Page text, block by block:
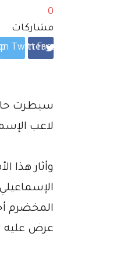
0
مشاركات
on Facebook
Twitter
سيطرت
لاعب
وأثار هذا
المخضرم
عرض عليه